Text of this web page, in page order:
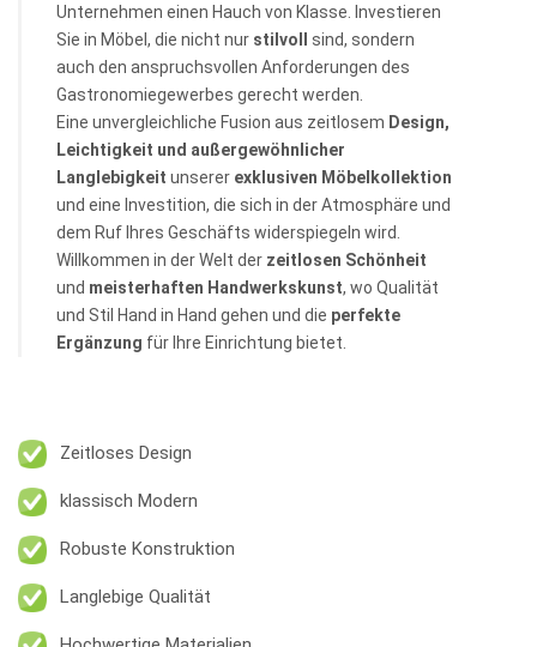
Unternehmen einen Hauch von Klasse. Investieren
Sie in Möbel, die nicht nur stilvoll
sind, sondern
auch den anspruchsvollen Anforderungen des
Gastronomiegewerbes gerecht werden.
Eine unvergleichliche Fusion aus zeitlosem Design,
Leichtigkeit und außergewöhnlicher
Langlebigkeit unserer exklusiven Möbelkollektion
und eine Investition, die sich in der Atmosphäre und
dem Ruf Ihres Geschäfts widerspiegeln wird.
Willkommen in der Welt der zeitlosen Schönheit
und meisterhaften Handwerkskunst, wo Qualität
und Stil Hand in Hand gehen und die perfekte
Ergänzung für Ihre Einrichtung bietet.
Zeitloses Design
klassisch Modern
Robuste Konstruktion
Langlebige Qualität